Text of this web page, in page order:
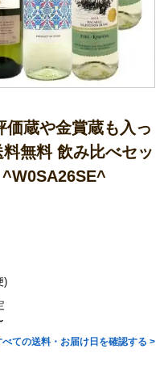
価蔵や金賞蔵も入っ
無料 飲み比べセッ
^W0SA26SE^
)
べての送料・お届け日を確認する >